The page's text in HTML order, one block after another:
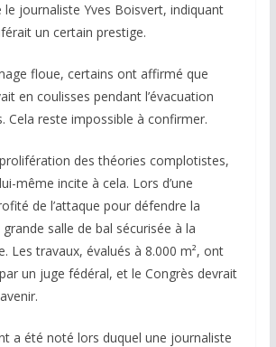
le journaliste Yves Boisvert, indiquant
un certain prestige.
floue, certains ont affirmé que
en coulisses pendant l’évacuation
Cela reste impossible à confirmer.
des théories complotistes,
même incite à cela. Lors d’une
de l’attaque pour défendre la
grande salle de bal sécurisée à la
Les travaux, évalués à 8.000 m², ont
un juge fédéral, et le Congrès devrait
a été noté lors duquel une journaliste